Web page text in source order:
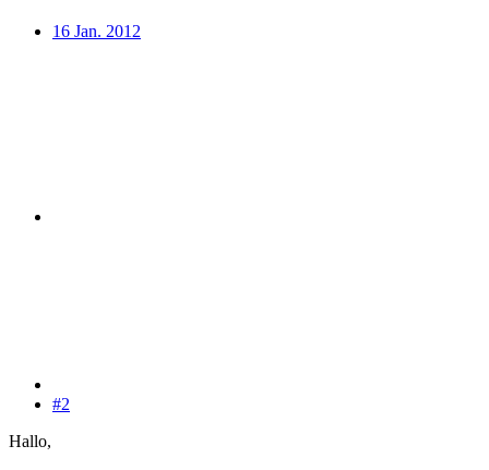
16 Jan. 2012
#2
Hallo,